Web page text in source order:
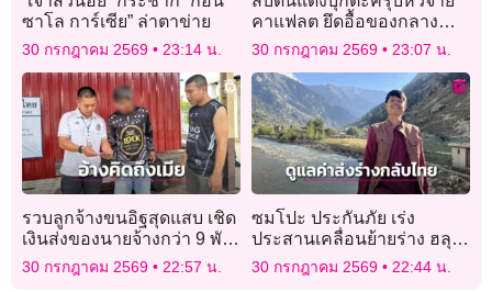
ซาโล การ์เซีย” ล่าตาข่าย
30 กรกฎาคม 2569 23:14 น.
คาแฟลต ยึดอื้อของกลาง
ยาบ้า-เงินสด
30 กรกฎาคม 2569 23:07 น.
รวบลูกจ้างขนอิฐสุดแสบ เชิด
เงินส่งของนายจ้างกว่า 9 พัน
บาท อ้างคิดถึงเมีย
30 กรกฎาคม 2569 22:57 น.
ซมโปะ ประกันภัย เร่ง
ประสานเคลื่อนย้ายร่าง ฮลุน
โซโล่ กลับไทย พร้อมดูแลค่า
ใช้จ่ายให้ทั้งหมด
30 กรกฎาคม 2569 22:44 น.